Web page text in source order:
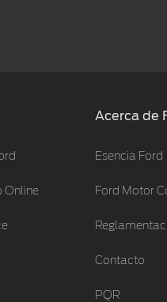
Online
Acerca de
Esencia Ford
Ford Motor
Contacto
PQR